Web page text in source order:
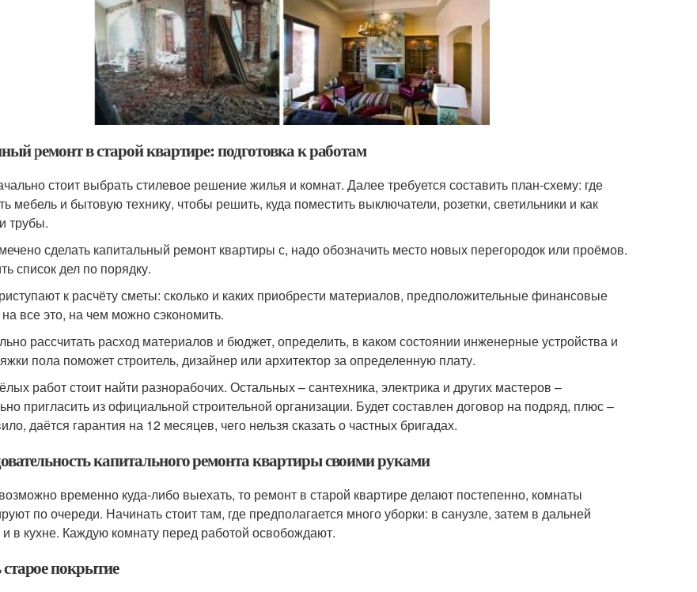
ремонт в старой квартире: подготовка к работам
стоит выбрать стилевое решение жилья и комнат. Далее требуется составить план-схему: где
мебель и бытовую технику, чтобы решить, куда поместить выключатели, розетки, светильники и как
трубы.
сделать капитальный ремонт квартиры с, надо обозначить место новых перегородок или проёмов.
список дел по порядку.
к расчёту сметы: сколько и каких приобрести материалов, предположительные финансовые
все это, на чем можно сэкономить.
рассчитать расход материалов и бюджет, определить, в каком состоянии инженерные устройства и
пола поможет строитель, дизайнер или архитектор за определенную плату.
работ стоит найти разнорабочих. Остальных – сантехника, электрика и других мастеров –
пригласить из официальной строительной организации. Будет составлен договор на подряд, плюс –
даётся гарантия на 12 месяцев, чего нельзя сказать о частных бригадах.
капитального ремонта квартиры своими руками
временно куда-либо выехать, то ремонт в старой квартире делают постепенно, комнаты
по очереди. Начинать стоит там, где предполагается много уборки: в санузле, затем в дальней
и в кухне. Каждую комнату перед работой освобождают.
покрытие